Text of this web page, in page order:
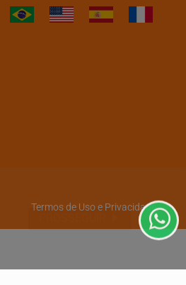
Termos de Uso e Privacidade